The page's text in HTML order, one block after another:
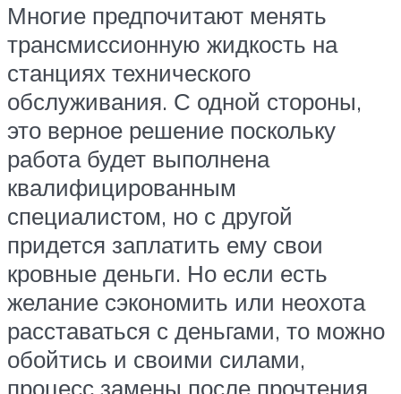
Многие предпочитают менять
трансмиссионную жидкость на
станциях технического
обслуживания. С одной стороны,
это верное решение поскольку
работа будет выполнена
квалифицированным
специалистом, но с другой
придется заплатить ему свои
кровные деньги. Но если есть
желание сэкономить или неохота
расставаться с деньгами, то можно
обойтись и своими силами,
процесс замены после прочтения